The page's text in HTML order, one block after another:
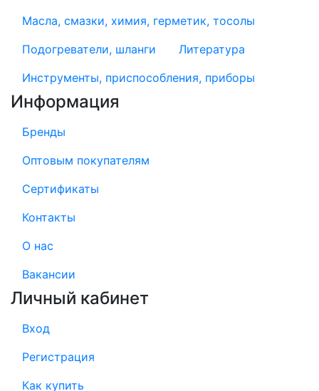
Масла, смазки, химия, герметик, тосолы
Подогреватели, шланги
Литература
Инструменты, приспособления, приборы
Информация
Бренды
Оптовым покупателям
Сертификаты
Контакты
О нас
Вакансии
Личный кабинет
Вход
Регистрация
Как купить